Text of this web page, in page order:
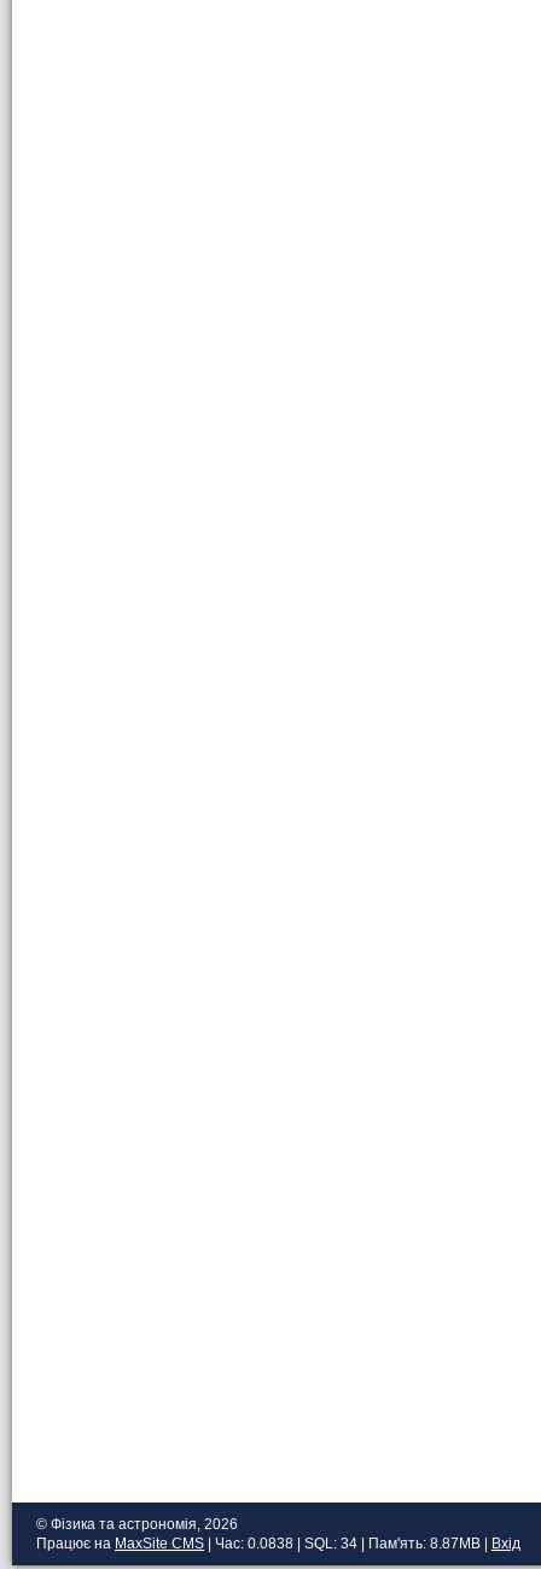
© Фізика та астрономія, 2026
Працює на MaxSite CMS | Час: 0.0838 | SQL: 34 | Пам'ять: 8.87MB Вхід